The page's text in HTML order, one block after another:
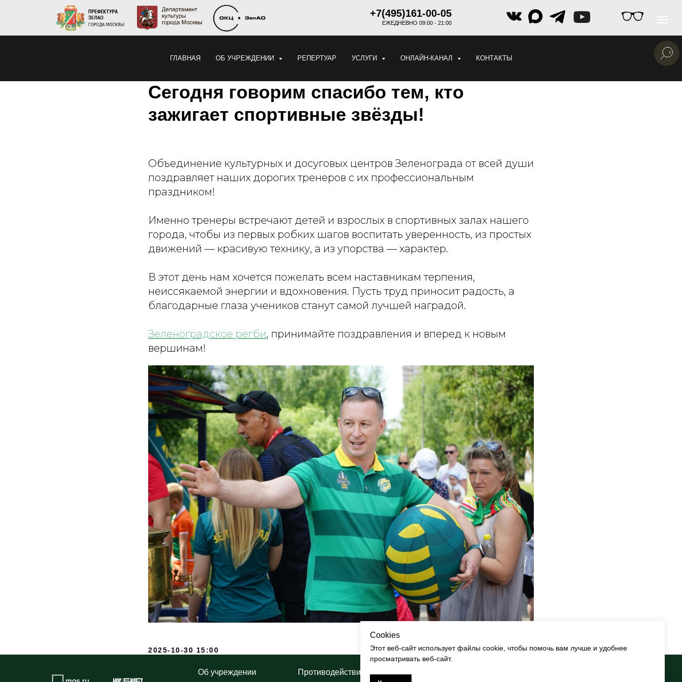
+7(495)161-00-05
ЕЖЕДНЕВНО 09:00 - 21:00
ГЛАВНАЯ ОБ УЧРЕЖДЕНИИ РЕПЕРТУАР УСЛУГИ ОНЛАЙН-КАНАЛ КОНТАКТЫ
Сегодня говорим спасибо тем, кто
зажигает спортивные звёзды!
Объединение культурных и досуговых центров Зеленограда от всей души
поздравляет наших дорогих тренеров с их профессиональным
праздником!
Именно тренеры встречают детей и взрослых в спортивных залах нашего
города, чтобы из первых робких шагов воспитать уверенность, из простых
движений — красивую технику, а из упорства — характер.
В этот день нам хочется пожелать всем наставникам терпения,
неиссякаемой энергии и вдохновения. Пусть труд приносит радость, а
благодарные глаза учеников станут самой лучшей наградой.
Зеленоградское регби, принимайте поздравления и вперед к новым
вершинам!
2025-10-30 15:00
Об учреждении Противодействие коррупции
Cookies
Этот веб-сайт использует файлы cookie, чтобы помочь вам лучше и удобнее
просматривать веб-сайт.